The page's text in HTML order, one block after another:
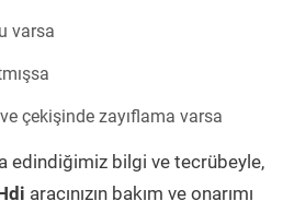
varsa
çekişinde zayıflama varsa
edindiğimiz bilgi ve tecrübeyle,
aracınızın bakım ve onarımı